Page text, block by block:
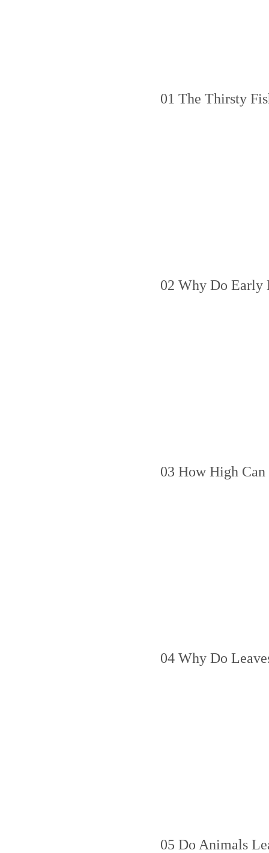
01 The Thirsty
02 Why Do Early
03 How High
04 Why Do
05 Do Animals